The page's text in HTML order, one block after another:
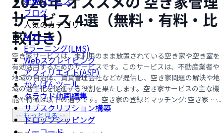
ブログ
人気のカテゴリー
AIアート
Eラーニング(LMS)
Webスクレイピング
アフィリエイト(ASP)
かんばんツール
クラウド動画編集
サブスクリプション構築
ドロップシッピング
サービス 4選（無料・有料・比
較付き）
空き家サービスは、未利用のまま放置されている空き家や空き室を
有効活用するためのサービスです。このサービスは、不動産業者や
地域の自治体、賃貸管理会社などが提供し、空き家問題の解決や地
域の活性化を促進する役割を果たします。空き家サービスの主な機
能や特徴は以下の通りです。空き家の登録とマッチング: 空き家 …...
-- もっと見る --